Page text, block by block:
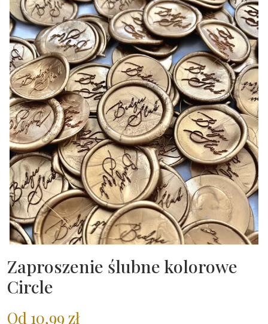
Zaproszenie ślubne kolorowe
Circle
Od 10,99 zł